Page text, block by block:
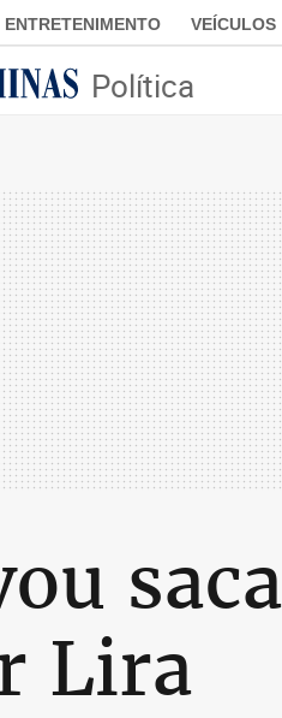
ENTRETENIMENTO VEÍCULOS
Política
Lira